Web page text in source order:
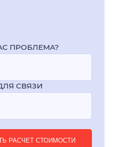
ПРОБЛЕМА?
СВЯЗИ
РАСЧЕТ СТОИМОСТИ